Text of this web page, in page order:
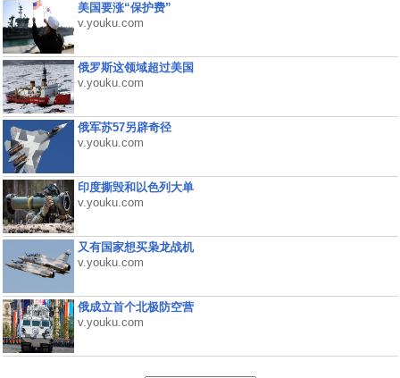
美国要涨“保护费”
v.youku.com
俄罗斯这领域超过美国
v.youku.com
俄军苏57另辟奇径
v.youku.com
印度撕毁和以色列大单
v.youku.com
又有国家想买枭龙战机
v.youku.com
俄成立首个北极防空营
v.youku.com